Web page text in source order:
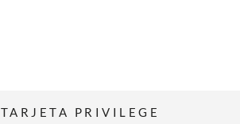
TARJETA PRIVILEGE